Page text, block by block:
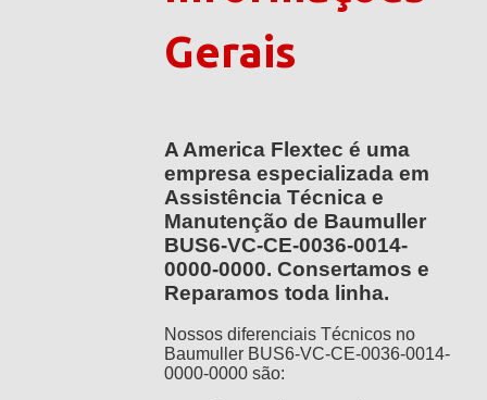
Gerais
A America Flextec é uma
empresa especializada em
Assistência Técnica e
Manutenção de Baumuller
BUS6-VC-CE-0036-0014-
0000-0000. Consertamos e
Reparamos toda linha.
Nossos diferenciais Técnicos no
Baumuller BUS6-VC-CE-0036-0014-
0000-0000 são: